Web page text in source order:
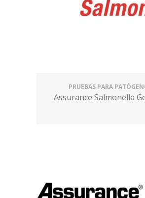
PRUEBAS PARA
Assurance Salmonella